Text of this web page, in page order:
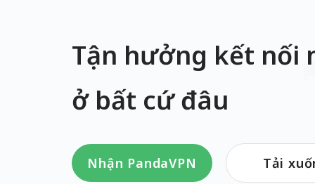
Tận hưởng kết nối
ở bất cứ đâu
Nhận PandaVPN Tải